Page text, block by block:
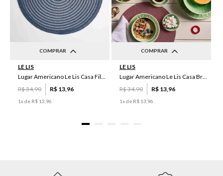
COMPRAR
LE LIS
Lugar Americano Le Lis Casa Filipa
R$34,90 R$ 13 96
1x de R$ 13 96
COMPRAR
LE LIS
Lugar Americano Le Lis Casa Brenda
R$34,90 R$ 13 96
1x de R$ 13 96